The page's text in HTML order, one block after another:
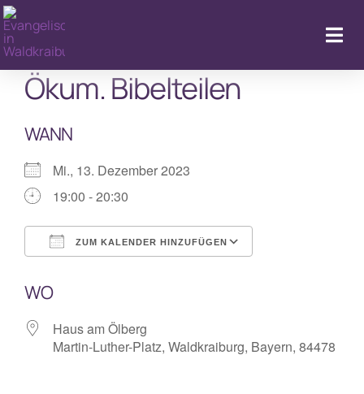
Zum
Inhalt
springen
Ökum. Bibelteilen
WANN
Mi., 13. Dezember 2023
19:00 - 20:30
ZUM KALENDER HINZUFÜGEN
WO
Haus am Ölberg
Martin-Luther-Platz, Waldkraiburg, Bayern, 84478